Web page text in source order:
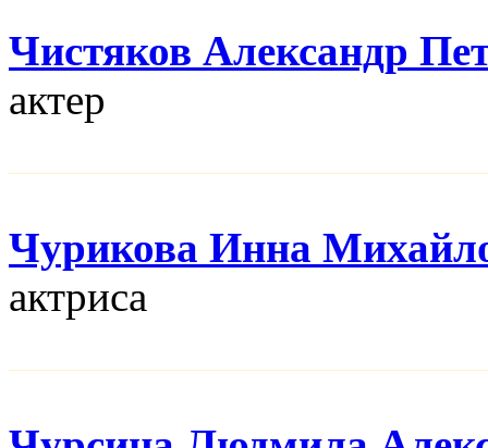
Чистяков Александр
актер
Чурикова Инна
актриса